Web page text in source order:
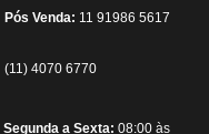
Pós Venda: 11 91986 5617
(11) 4070 6770
Segunda a Sexta: 08:00 às